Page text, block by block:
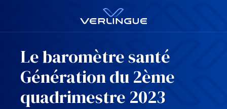
Le baromètre santé
Génération du 2ème
quadrimestre 2023